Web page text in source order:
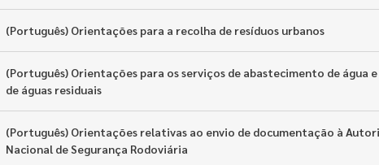
(Português) Orientações para a recolha de resíduos urbanos
(Português) Orientações para os serviços de abastecimento de água
de águas residuais
(Português) Orientações relativas ao envio de documentação à
Nacional de Segurança Rodoviária